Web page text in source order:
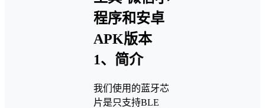
1、简介
我们使用的蓝牙芯
片是只支持BLE